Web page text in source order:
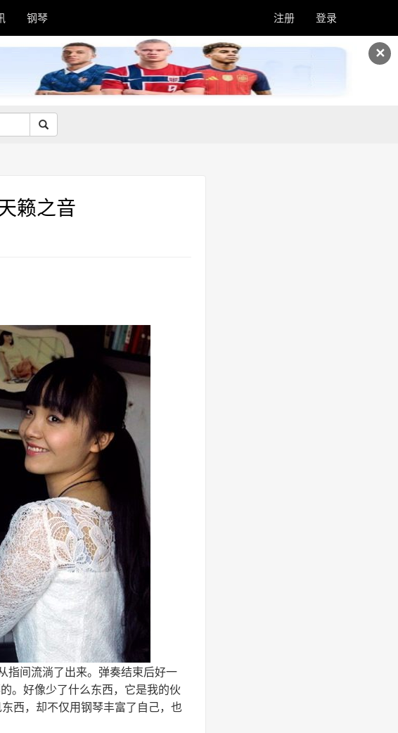
✕
钢琴 注册 登录
籁之音
指间流淌了出来。弹奏结束后好一
。好像少了什么东西，它是我的伙
西，却不仅用钢琴丰富了自己，也